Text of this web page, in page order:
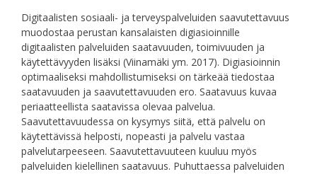
Digitaalisten sosiaali- ja terveyspalveluiden saavutettavuus
muodostaa perustan kansalaisten digiasioinnille
digitaalisten palveluiden saatavuuden, toimivuuden ja
käytettävyyden lisäksi (Viinamäki ym. 2017). Digiasioinnin
optimaaliseksi mahdollistumiseksi on tärkeää tiedostaa
saatavuuden ja saavutettavuuden ero. Saatavuus kuvaa
periaatteellista saatavissa olevaa palvelua.
Saavutettavuudessa on kysymys siitä, että palvelu on
käytettävissä helposti, nopeasti ja palvelu vastaa
palvelutarpeeseen. Saavutettavuuteen kuuluu myös
palveluiden kielellinen saatavuus. Puhuttaessa palveluiden